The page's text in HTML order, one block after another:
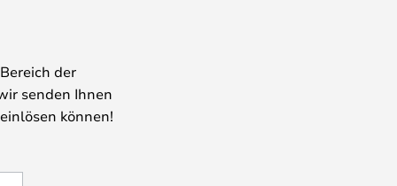
der
senden Ihnen
können!